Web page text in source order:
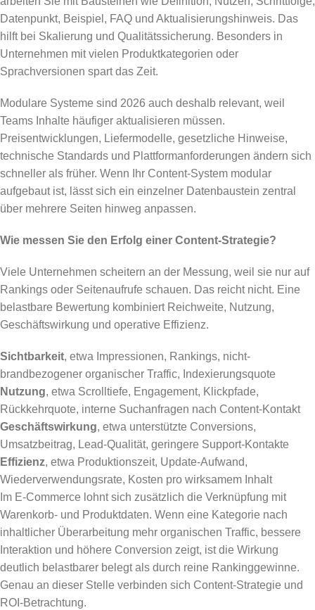
Datenpunkt, Beispiel, FAQ und Aktualisierungshinweis. Das
hilft bei Skalierung und Qualitätssicherung. Besonders in
Unternehmen mit vielen Produktkategorien oder
Sprachversionen spart das Zeit.
Modulare Systeme sind 2026 auch deshalb relevant, weil
Teams Inhalte häufiger aktualisieren müssen.
Preisentwicklungen, Liefermodelle, gesetzliche Hinweise,
technische Standards und Plattformanforderungen ändern sich
schneller als früher. Wenn Ihr Content-System modular
aufgebaut ist, lässt sich ein einzelner Datenbaustein zentral
über mehrere Seiten hinweg anpassen.
Wie messen Sie den Erfolg einer Content-Strategie?
Viele Unternehmen scheitern an der Messung, weil sie nur auf
Rankings oder Seitenaufrufe schauen. Das reicht nicht. Eine
belastbare Bewertung kombiniert Reichweite, Nutzung,
Geschäftswirkung und operative Effizienz.
Sichtbarkeit, etwa Impressionen, Rankings, nicht-
brandbezogener organischer Traffic, Indexierungsquote
Nutzung, etwa Scrolltiefe, Engagement, Klickpfade,
Rückkehrquote, interne Suchanfragen nach Content-Kontakt
Geschäftswirkung, etwa unterstützte Conversions,
Umsatzbeitrag, Lead-Qualität, geringere Support-Kontakte
Effizienz, etwa Produktionszeit, Update-Aufwand,
Wiederverwendungsrate, Kosten pro wirksamem Inhalt
Im E-Commerce lohnt sich zusätzlich die Verknüpfung mit
Warenkorb- und Produktdaten. Wenn eine Kategorie nach
inhaltlicher Überarbeitung mehr organischen Traffic, bessere
Interaktion und höhere Conversion zeigt, ist die Wirkung
deutlich belastbarer belegt als durch reine Rankinggewinne.
Genau an dieser Stelle verbinden sich Content-Strategie und
ROI-Betrachtung.